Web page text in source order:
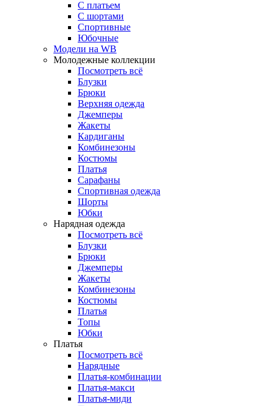
С платьем
С шортами
Спортивные
Юбочные
Модели на WB
Молодежные коллекции
Посмотреть всё
Блузки
Брюки
Верхняя одежда
Джемперы
Жакеты
Кардиганы
Комбинезоны
Костюмы
Платья
Сарафаны
Спортивная одежда
Шорты
Юбки
Нарядная одежда
Посмотреть всё
Блузки
Брюки
Джемперы
Жакеты
Комбинезоны
Костюмы
Платья
Топы
Юбки
Платья
Посмотреть всё
Нарядные
Платья-комбинации
Платья-макси
Платья-миди